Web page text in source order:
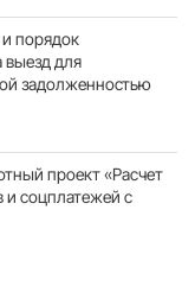
и порядок
выезд для
задолженностью
проект «Расчет
и соцплатежей с